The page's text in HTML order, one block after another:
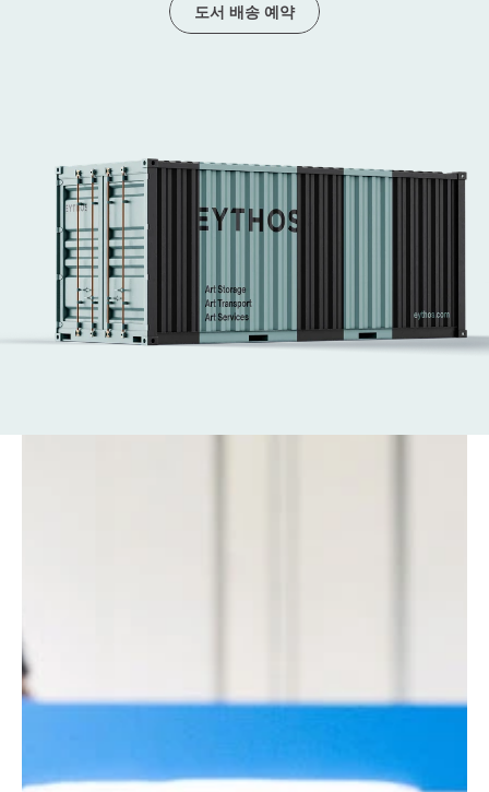
도서 배송 예약
안전한 운송부터 고난도의 설치에 이르기까지, 미술
품 물류의 모든 과정을 전문적으로 해결합니다.
전문 미술품 테크니션들이 작품을 안전하고 세심하
게 배치하며, 신속하고 효율적인 진행으로 세계 일
류 아트 페어의 모든 단계를 지원합니다.
문의하기